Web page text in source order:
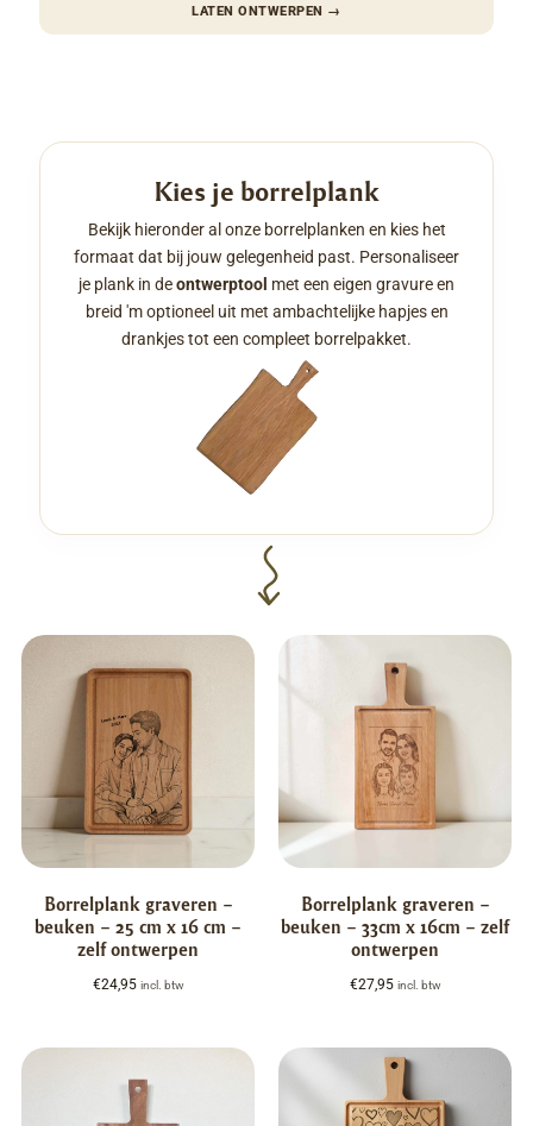
LATEN ONTWERPEN →
Kies je borrelplank
Bekijk hieronder al onze borrelplanken en kies het
formaat dat bij jouw gelegenheid past. Personaliseer
je plank in deontwerptool met een eigen gravure en
breid 'm optioneel uit met ambachtelijke hapjes en
drankjes tot een compleet borrelpakket.
Borrelplank graveren –
beuken – 25 cm x 16 cm –
zelf ontwerpen
€24,95 incl. btw
Borrelplank graveren –
beuken – 33cm x 16cm – zelf
ontwerpen
€27,95 incl. btw